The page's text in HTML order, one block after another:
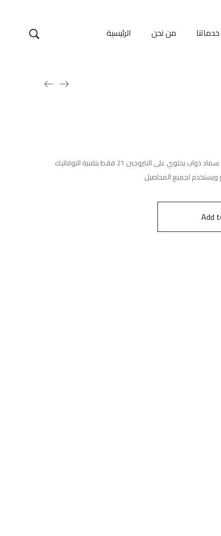
الرئيسية من نحن خدماتنا
COMPO عالي النتروجين بتقنية النوفاتيك سماد ذواب يحتوي على النتروجين 21 فقط بتقنية النوفاتيك
Add